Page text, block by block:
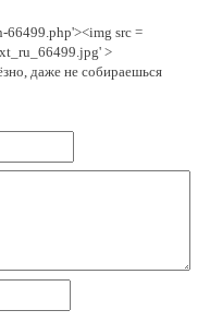
66499.php'><img src =
>
даже не собираешься